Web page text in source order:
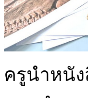
ครูนำหนัง